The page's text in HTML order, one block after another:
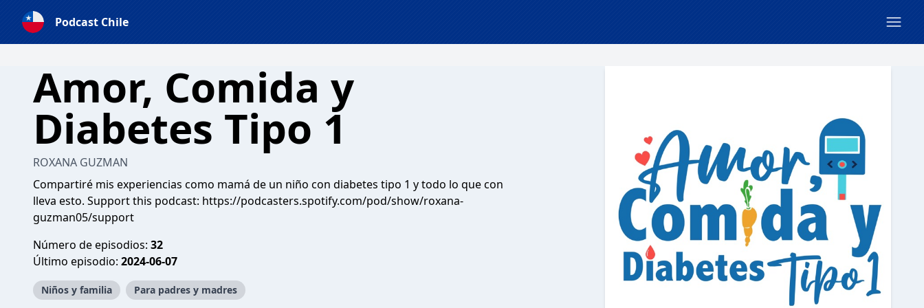
Podcast Chile
Amor, Comida y
Diabetes Tipo 1
ROXANA GUZMAN
Compartiré mis experiencias como mamá de un niño con diabetes tipo 1 y todo lo que con
lleva esto. Support this podcast: https://podcasters.spotify.com/pod/show/roxana-
guzman05/support
Número de episodios: 32
Último episodio: 2024-06-07
Niños y familia Para padres y madres